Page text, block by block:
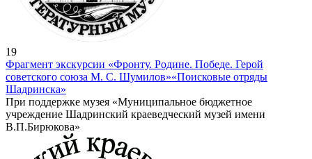
19
Фрагмент экскурсии «Фронту. Родине. Победе. Герой
советского союза М. С. Шумилов»«Поисковые отряды
Шадринска»
При поддержке музея «Муниципальное бюджетное
учреждение Шадринский краеведческий музей имени
В.П.Бирюкова»